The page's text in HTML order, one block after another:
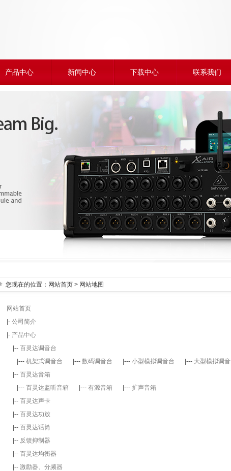
产品中心 新闻中心 下载中心 联系我们
您现在的位置： 网站首页> 网站地图
网站首页
|- 公司简介
|- 产品中心
|-- 百灵达调音台
|--- 机架式调音台 |--- 数码调音台 |--- 小型模拟调音台 |--- 大型模拟调
|-- 百灵达音箱
|--- 百灵达监听音箱 |--- 有源音箱 |--- 扩声音箱
|-- 百灵达声卡
|-- 百灵达功放
|-- 百灵达话筒
|-- 反馈抑制器
|-- 百灵达均衡器
|-- 激励器、分频器